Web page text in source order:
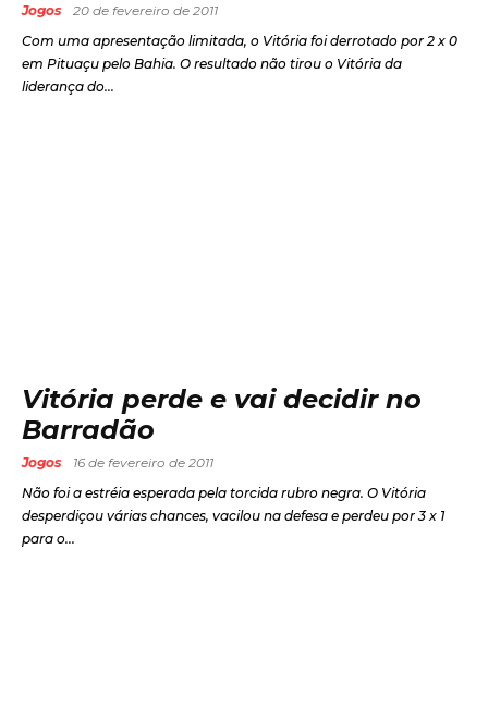
Jogos
20 de fevereiro de 2011
Com uma apresentação limitada, o Vitória foi derrotado por 2 x 0
em Pituaçu pelo Bahia. O resultado não tirou o Vitória da
liderança do...
Vitória perde e vai decidir no
Barradão
Jogos
16 de fevereiro de 2011
Não foi a estréia esperada pela torcida rubro negra. O Vitória
desperdiçou várias chances, vacilou na defesa e perdeu por 3 x 1
para o...